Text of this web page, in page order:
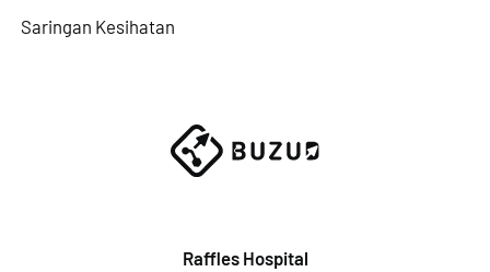
Saringan Kesihatan
Raffles Hospital